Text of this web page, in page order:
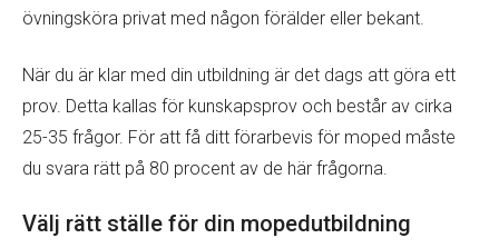
övningsköra privat med någon förälder eller bekant.
När du är klar med din utbildning är det dags att göra ett
prov. Detta kallas för kunskapsprov och består av cirka
25-35 frågor. För att få ditt förarbevis för moped måste
du svara rätt på 80 procent av de här frågorna.
Välj rätt ställe för din mopedutbildning